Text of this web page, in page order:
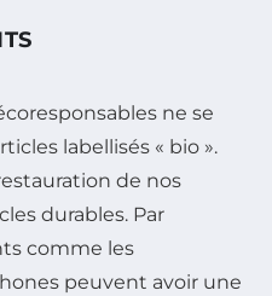
ne se
labellisés « bio ».
de nos
durables. Par
comme les
peuvent avoir une